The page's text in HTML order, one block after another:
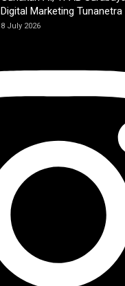
Digital Marketing Tunanetra
8 July 2026